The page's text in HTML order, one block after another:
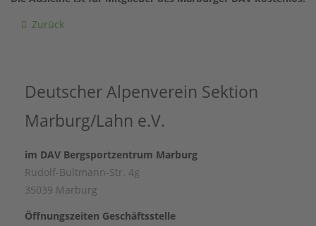
Zurück
Deutscher Alpenverein Sektion
Marburg/Lahn e.V.
im DAV Bergsportzentrum Marburg
Rudolf-Bultmann-Str. 4g
35039 Marburg
Öffnungszeiten Geschäftsstelle